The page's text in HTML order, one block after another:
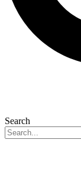
Search